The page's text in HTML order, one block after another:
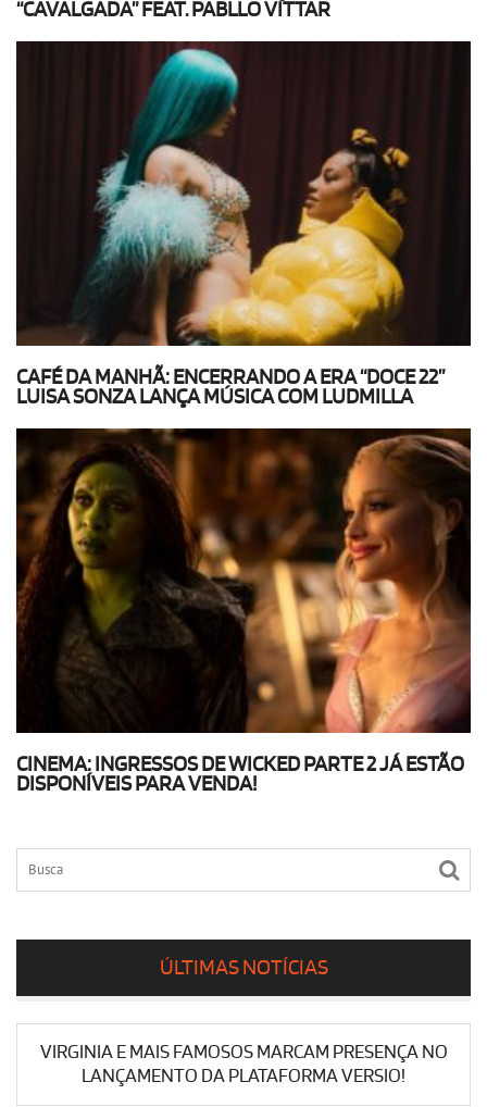
“CAVALGADA” FEAT. PABLLO VITTAR
CAFÉ DA MANHÃ: ENCERRANDO A ERA “DOCE 22”
LUISA SONZA LANÇA MÚSICA COM LUDMILLA
CINEMA: INGRESSOS DE WICKED PARTE 2 JÁ ESTÃO
DISPONÍVEIS PARA VENDA!
ÚLTIMAS NOTÍCIAS
VIRGINIA E MAIS FAMOSOS MARCAM PRESENÇA NO
LANÇAMENTO DA PLATAFORMA VERSIO!